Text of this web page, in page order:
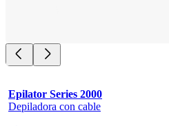
Epilator Series 2000
Depiladora con cable